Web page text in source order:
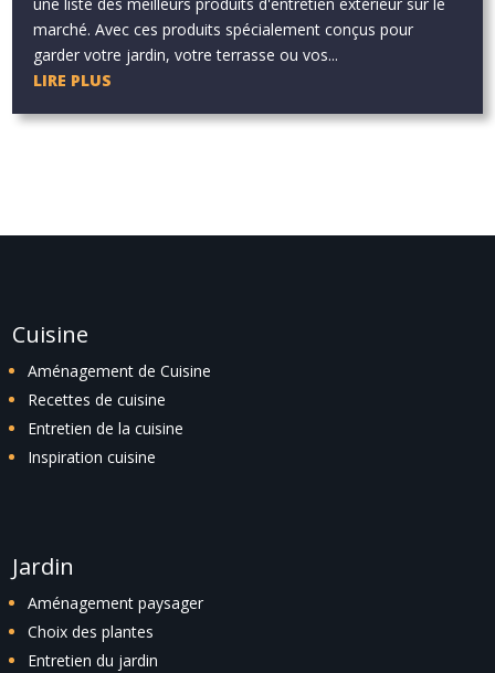
marché. Avec ces produits spécialement conçus pour
garder votre jardin, votre terrasse ou vos...
LIRE PLUS
Cuisine
Aménagement de Cuisine
Recettes de cuisine
Entretien de la cuisine
Inspiration cuisine
Jardin
Aménagement paysager
Choix des plantes
Entretien du jardin